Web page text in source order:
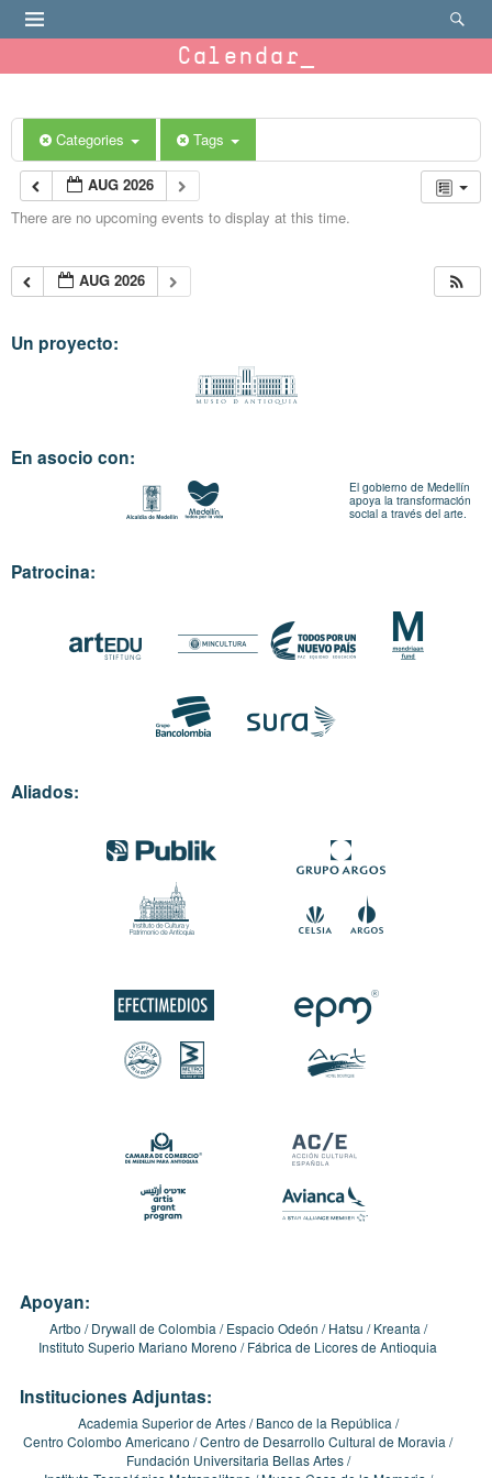
Calendar
Categories Tags
AUG 2026
There are no upcoming events to display at this time.
AUG 2026
Un proyecto:
En asocio con:
El gobierno de Medellín
apoya la transformación
social a través del arte.
Patrocina:
Aliados:
Apoyan:
Artbo Drywall de Colombia Espacio Odeón Hatsu
Kreanta
Instituto Superio Mariano Moreno
Fábrica de Licores de Antioquia
Instituciones Adjuntas:
Academia Superior de Artes
Banco de la República
Centro Colombo Americano Centro de Desarrollo Cultural de Moravia
Fundación Universitaria Bellas Artes